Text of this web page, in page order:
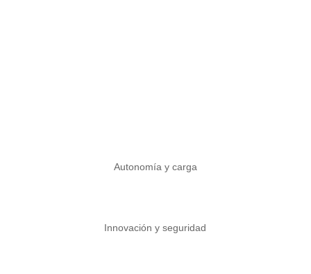
Autonomía y carga
Innovación y seguridad